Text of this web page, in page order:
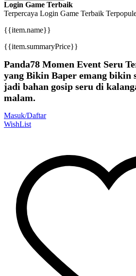
Login Game Terbaik
Terpercaya Login Game Terbaik
{{item.name}}
{{item.summaryPrice}}
Panda78 Momen Event Seru
yang Bikin Baper emang bikin
jadi bahan gosip seru di
malam.
Masuk/Daftar
WishList